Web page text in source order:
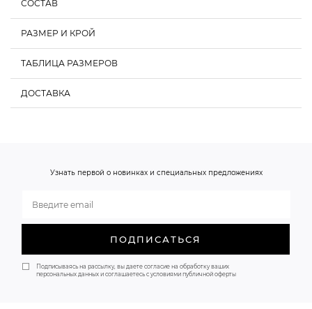
СОСТАВ
РАЗМЕР И КРОЙ
ТАБЛИЦА РАЗМЕРОВ
Обхват груди, см Обхват талии, см Обхват бедер, см
90-95 66-70 94-98
ДОСТАВКА
Узнать первой о новинках и специальных предложениях
ПОДПИСАТЬСЯ
Подписываясь на рассылку, вы даете согласие на обработку ваших
персональных данных и соглашаетесь с условиями публичной оферты